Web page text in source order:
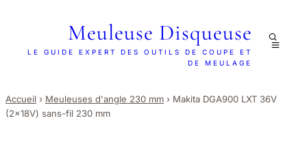
Meuleuse Disqueuse
LE GUIDE EXPERT DES OUTILS DE COUPE ET
DE MEULAGE
Accueil › Meuleuses d'angle 230 mm › Makita DGA900 LXT 36V
(2x18V) sans-fil 230 mm